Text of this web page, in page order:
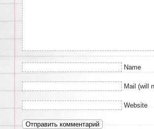
Name
Mail (will
Website